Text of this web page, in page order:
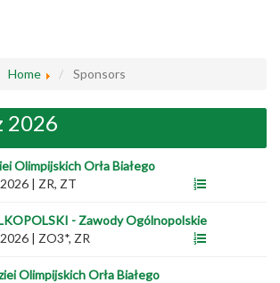
Home Sponsors
2026
Olimpijskich Orła Białego
| ZR, ZT
- Zawody Ogólnopolskie
| ZO3*, ZR
Olimpijskich Orła Białego